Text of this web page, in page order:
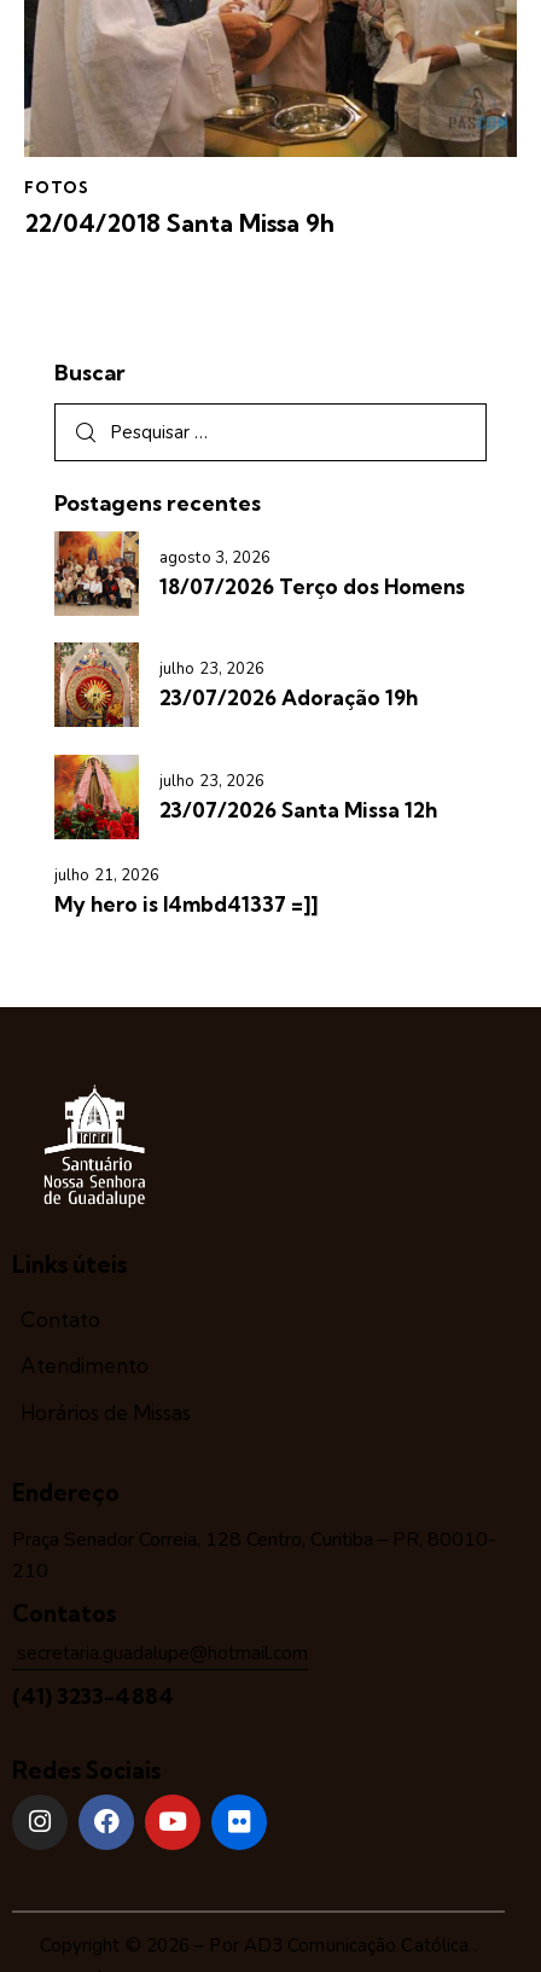
FOTOS
22/04/2018 Santa Missa 9h
Buscar
Postagens recentes
agosto 3, 2026
18/07/2026 Terço dos Homens
julho 23, 2026
23/07/2026 Adoração 19h
julho 23, 2026
23/07/2026 Santa Missa 12h
julho 21, 2026
My hero is l4mbd41337 =]]
Links úteis
Contato
Atendimento
Horários de Missas
Endereço
Praça Senador Correia, 128 Centro, Curitiba – PR, 80010-
210
Contatos
secretaria.guadalupe@hotmail.com
(41) 3233-4884
Redes Sociais
Copyright © 2026 – Por AD3 Comunicação Católica .